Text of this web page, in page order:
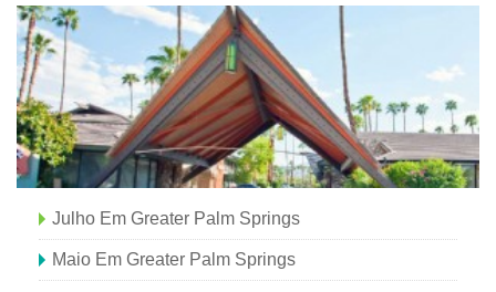
Julho Em Greater Palm Springs
Maio Em Greater Palm Springs